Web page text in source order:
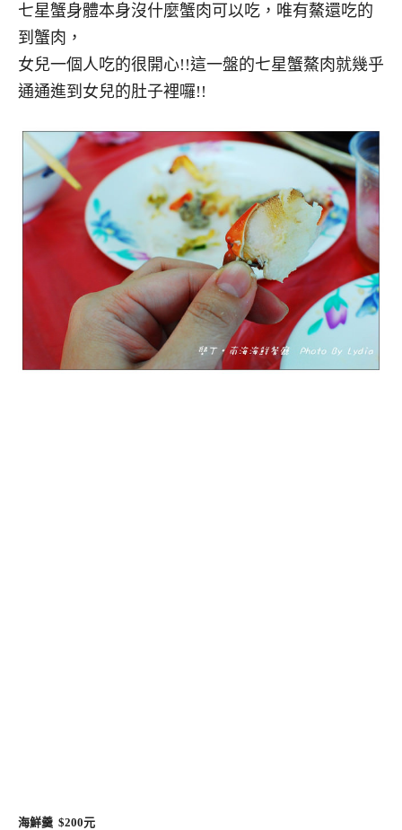
七星蟹身體本身沒什麼蟹肉可以吃，唯有鰲還吃的
到蟹肉，
女兒一個人吃的很開心!!這一盤的七星蟹鰲肉就幾乎
通通進到女兒的肚子裡囉!!
海鮮羹 $200元